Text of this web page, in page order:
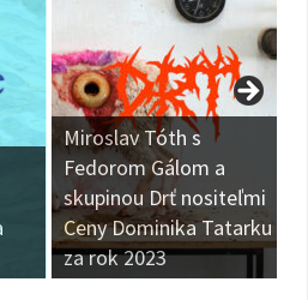
Miroslav Tóth s
Fedorom Gálom a
skupinou Drť nositeľmi
Ceny Dominika Tatarku
za rok 2023